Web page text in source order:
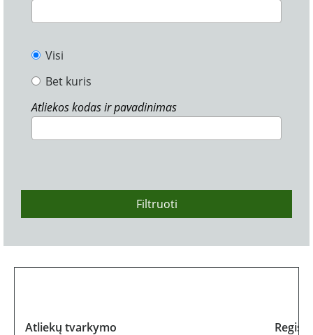
Visi
Bet kuris
Atliekos kodas ir pavadinimas
Filtruoti
Atliekų tvarkymo